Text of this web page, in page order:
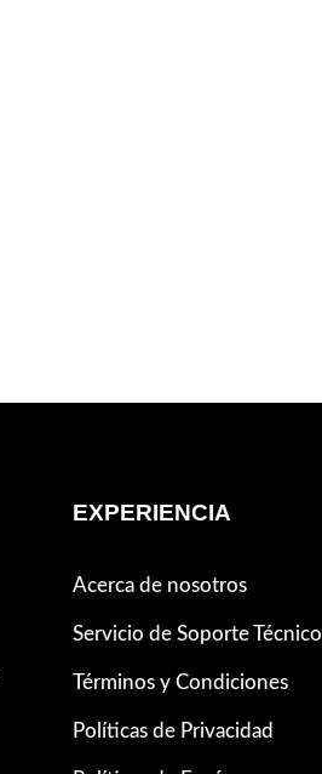
EXPERIENCIA
Acerca de nosotros
Servicio de Soporte Técnico
Términos y Condiciones
Políticas de Privacidad